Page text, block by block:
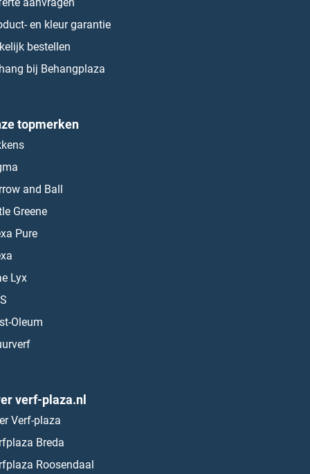
en kleur garantie
bestellen
bij Behangplaza
topmerken
and Ball
Greene
Pure
Lyx
Oleum
verf-plaza.nl
Verf-plaza
Breda
Roosendaal